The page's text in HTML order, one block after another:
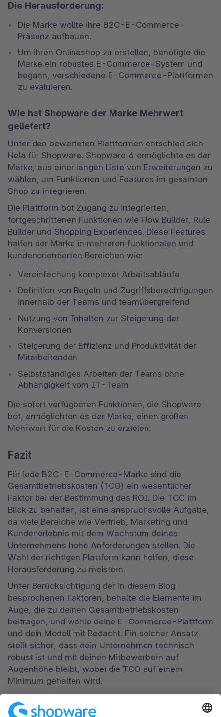
Die Herausforderung:
Die Marke wollte ihre B2C-E-Commerce-
Präsenz aufbauen.
Um ihren Onlineshop zu erstellen, benötigte die
Marke ein robustes E-Commerce-System und
begann, verschiedene E-Commerce-Plattformen
zu evaluieren.
Wie hat Shopware der Marke Mehrwert
geliefert?
Unter den bewerteten Plattformen entschied sich
Hela für Shopware. Shopware 6 ermöglichte es der
Marke, aus einer langen Liste von Erweiterungen zu
wählen, um Funktionen und Features im gesamten
Shop zu integrieren.
Die Plattform bot Zugang zu integrierten,
fortgeschrittenen Funktionen wie Flow Builder, Rule
Builder und Shopping Experiences. Diese Features
halfen der Marke in mehreren funktionalen und
kundenorientierten Bereichen wie:
Vereinfachung komplexer Arbeitsabläufe
Definition von Regeln und Zugriffsberechtigungen
innerhalb der Teams und teamübergreifend
Nutzung von Inhalten zur Steigerung der
Konversionen
Steigerung der Effizienz und Produktivität der
Mitarbeitenden
Selbstständiges Arbeiten der Teams ohne
Abhängigkeit vom IT-Team
Die sofort verfügbaren Funktionen, die Shopware
bot, ermöglichten es der Marke, einen großen
Mehrwert für die Kosten zu erzielen.
Fazit
Für jede B2C-E-Commerce-Marke sind die
Gesamtbetriebskosten (TCO) ein wesentlicher
Faktor bei der Bestimmung des ROI. Die TCO im
Blick zu behalten, ist eine anspruchsvolle Aufgabe,
da viele Bereiche wie Vertrieb, Marketing und
Kundenerlebnis mit dem Wachstum deines
Unternehmens hohe Anforderungen stellen. Die
Wahl der richtigen Plattform kann helfen, diese
Herausforderung zu meistern.
Unter Berücksichtigung der in diesem Blog
besprochenen Faktoren, behalte die Elemente im
Auge, die zu deinen Gesamtbetriebskosten
beitragen, und wähle deine E-Commerce-Plattform
und dein Modell mit Bedacht. Ein solcher Ansatz
stellt sicher, dass dein Unternehmen technisch
robust ist und mit deinen Mitbewerbern auf
Augenhöhe bleibt, wobei die TCO auf einem
Minimum gehalten wird.
evaluieren, suche nach Experten, die umfassende